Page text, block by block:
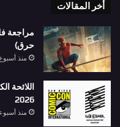
أخر المقالات
حرق)
منذ
2026
منذ